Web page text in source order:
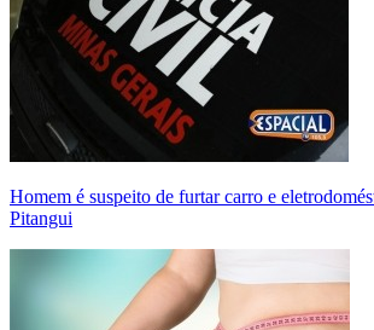
Homem é suspeito de furtar carro e
Pitangui